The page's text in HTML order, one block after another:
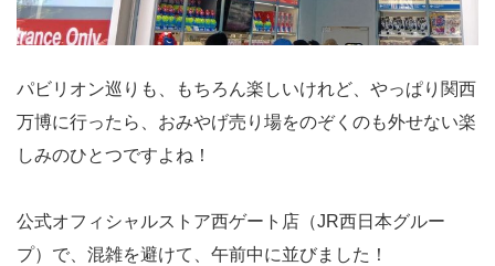
パビリオン巡りも、もちろん楽しいけれど、やっぱり関西
万博に行ったら、おみやげ売り場をのぞくのも外せない楽
しみのひとつですよね！
公式オフィシャルストア西ゲート店（JR西日本グルー
プ）で、混雑を避けて、午前中に並びました！